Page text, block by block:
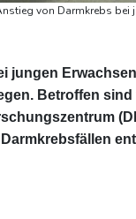
von Darmkrebs bei
jungen
Betroffen